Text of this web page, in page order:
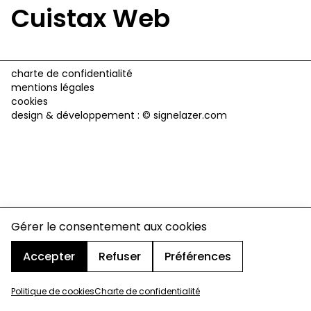
Gérer le consentement aux cookies
Accepter
Refuser Préférences
Politique de cookiesCharte de confidentialité
Cuistax Web
charte de confidentialité
mentions légales
cookies
design & développement : © signelazer.com